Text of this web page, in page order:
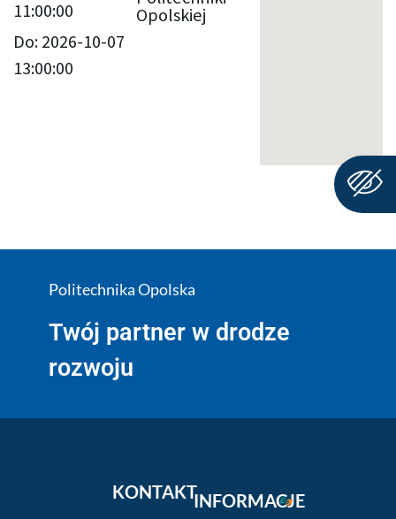
11:00:00
Do: 2026-10-07
13:00:00
Opolskiej
Politechnika Opolska
Twój partner w drodze
rozwoju
KONTAKTINFORMACJE